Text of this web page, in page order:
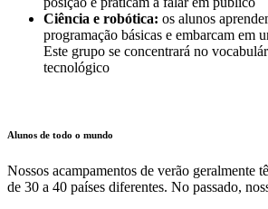
Ciência e robótica: os alunos
programação básicas e embarcam em
Este grupo se concentrará no
tecnológico
Alunos de todo o mundo
Nossos acampamentos de verão geralmente
de 30 a 40 países diferentes. No passado,